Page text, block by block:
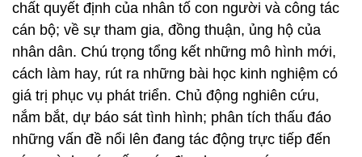
chất quyết định của nhân tố con người và công tác
cán bộ; về sự tham gia, đồng thuận, ủng hộ của
nhân dân. Chú trọng tổng kết những mô hình mới,
cách làm hay, rút ra những bài học kinh nghiệm có
giá trị phục vụ phát triển. Chủ động nghiên cứu,
nắm bắt, dự báo sát tình hình; phân tích thấu đáo
những vấn đề nổi lên đang tác động trực tiếp đến